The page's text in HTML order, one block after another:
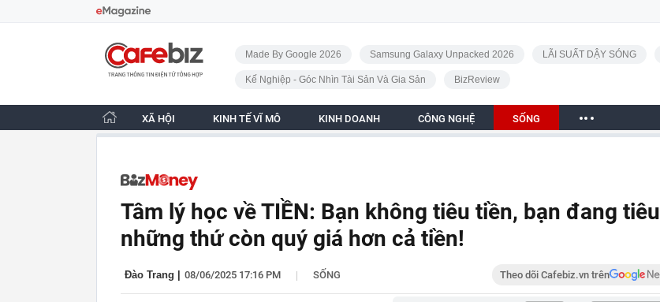
CafeBiz - Trang chủ
Made By Google 2026 Samsung Galaxy Unpacked 2026 LÃI SUẤT DẬY SÓNG
Kế Nghiệp - Góc Nhìn Tài Sản Và Gia Sản BizReview
XÃ HỘI KINH TẾ VĨ MÔ KINH DOANH CÔNG NGHỆ SỐNG
Tâm lý học về TIỀN: Bạn không tiêu tiền, bạn đang tiêu
những thứ còn quý giá hơn cả tiền!
Đào Trang 08/06/2025 17:16 PM | SỐNG Theo dõi Cafebiz.vn trên